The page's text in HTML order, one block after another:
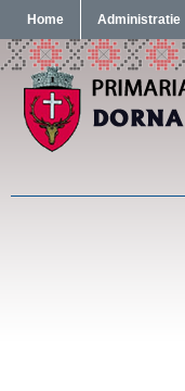
Home Administratie